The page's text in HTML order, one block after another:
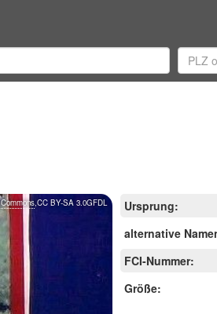
,CC BY-SA 3.0GFDL Ursprung:
alternative
FCI-Nummer:
Größe: